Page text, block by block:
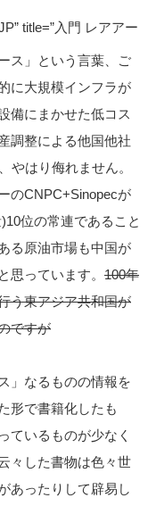
title=”入門 レアアー
ス」という言葉、ご
に大規模インフラが
備にまかせた低コス
調整による他国他社
やはり侮れません。
のCNPC+Sinopecが
位の常連であること
る原油市場も中国が
思っています。 100年
う東アジア共和国が
ですが
」なるものの情報を
形で書籍化したも
ているものが少なく
々した書物は色々世
あったりして辟易し